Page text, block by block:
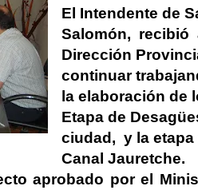
El Intendente de
Salomón, recibió
Dirección
continuar
la elaboración de
Etapa de
ciudad, y la
Canal Jauretche.
aprobado por el